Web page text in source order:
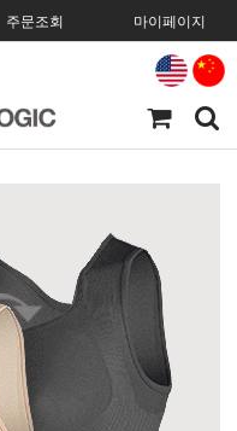
주문조회 마이페이지